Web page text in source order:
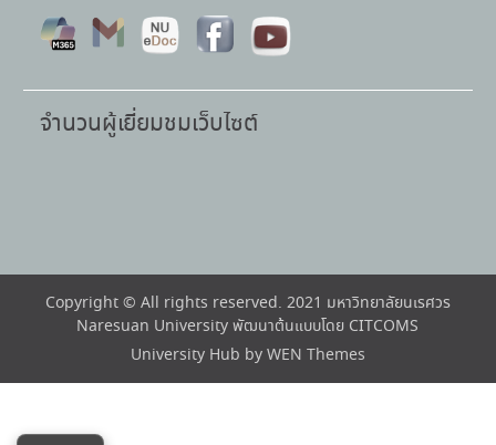
จำนวนผู้เยี่ยมชมเว็บไซต์
Copyright © All rights reserved. 2021 มหาวิทยาลัยนเรศวร
Naresuan University พัฒนาต้นแบบโดย CITCOMS
University Hub by WEN Themes